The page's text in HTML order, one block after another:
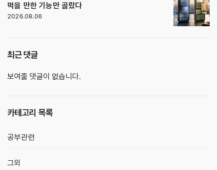
먹을 만한 기능만 골랐다
2026.08.06
최근 댓글
보여줄 댓글이 없습니다.
카테고리 목록
공부관련
그외